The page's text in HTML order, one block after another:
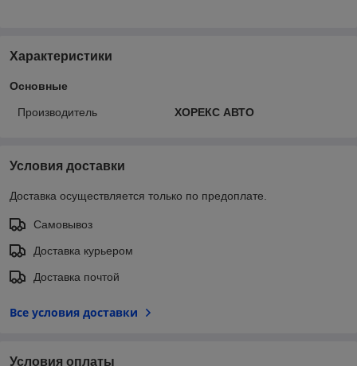
Характеристики
Основные
Производитель ХОРЕКС АВТО
Условия доставки
Доставка осуществляется только по предоплате.
Самовывоз
Доставка курьером
Доставка почтой
Все условия доставки
Условия оплаты